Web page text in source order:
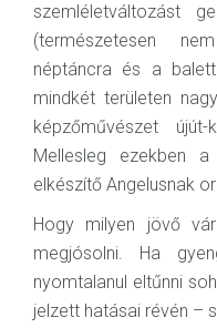
szemléletváltozást
(természetesen
néptáncra és a
mindkét területen
képzőművészet
Mellesleg ezekben
elkészítő Angelusnak
Hogy milyen jövő
megjósolni. Ha
nyomtalanul eltűnni
jelzett hatásai révén –